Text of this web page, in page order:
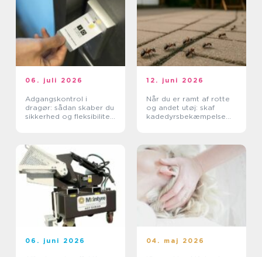
06. juli 2026
Adgangskontrol i
dragør: sådan skaber du
sikkerhed og fleksibilitet
12. juni 2026
Når du er ramt af rotte
og andet utøj: skaf
kadedyrsbekæmpelse
06. juni 2026 04. maj 2026